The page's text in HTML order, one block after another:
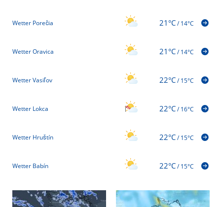
Wetter Porečia 21°C/14°C
Wetter Oravica 21°C/14°C
Wetter Vasiľov 22°C/15°C
Wetter Lokca 22°C/16°C
Wetter Hruštín 22°C/15°C
Wetter Babín 22°C/15°C